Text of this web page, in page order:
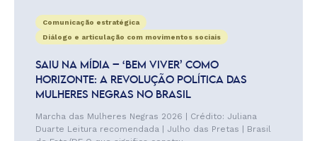
Comunicação estratégica
Diálogo e articulação com movimentos sociais
SAIU NA MÍDIA – ‘BEM VIVER’ COMO
HORIZONTE: A REVOLUÇÃO POLÍTICA DAS
MULHERES NEGRAS NO BRASIL
Marcha das Mulheres Negras 2026 | Crédito: Juliana
Duarte Leitura recomendada | Julho das Pretas | Brasil